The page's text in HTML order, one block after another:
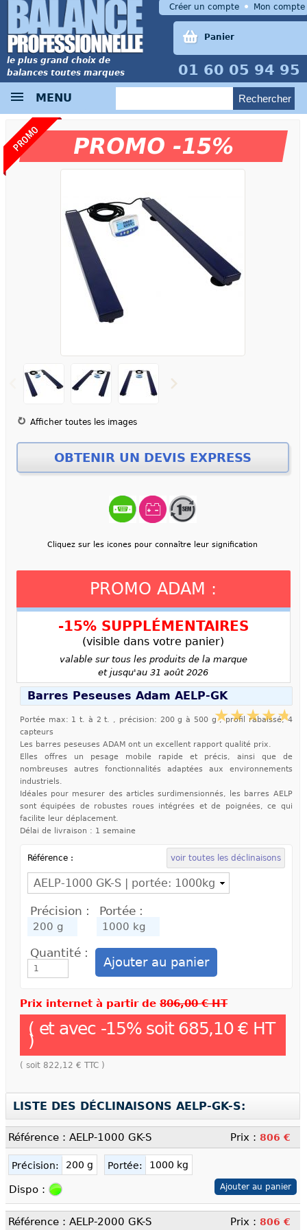
le plus grand choix de
balances toutes marques
01 60 05 94 95
Panier
Créer un compte Mon compte
MENU
PROMO PROMO -15%
Afficher toutes les images
Cliquez sur les icones pour connaître leur signification
PROMO ADAM :
-15% SUPPLÉMENTAIRES
(visible dans votre panier)
valable sur tous les produits de la marque
et jusqu'au 31 août 2026
Barres Peseuses Adam AELP-GK
Portée max: 1 t. à 2 t. , précision: 200 g à 500 g , profil rabaissé, 4
capteurs
Les barres peseuses ADAM ont un excellent rapport qualité prix.
Elles offres un pesage mobile rapide et précis, ainsi que de
nombreuses autres fonctionnalités adaptées aux environnements
industriels.
Idéales pour mesurer des articles surdimensionnés, les barres AELP
sont équipées de robustes roues intégrées et de poignées, ce qui
facilite leur déplacement.
Délai de livraison : 1 semaine
Référence : voir toutes les déclinaisons
Précision : Portée :
Quantité :
Prix internet à partir de 806,00 € HT
( et avec -15% soit 685,10 € HT
)
( soit 822,12 € TTC )
LISTE DES DÉCLINAISONS AELP-GK-S:
Référence : AELP-1000 GK-S Prix : 806 €
Précision: 200 g Portée: 1000 kg
Dispo :
Référence : AELP-2000 GK-S Prix : 806 €